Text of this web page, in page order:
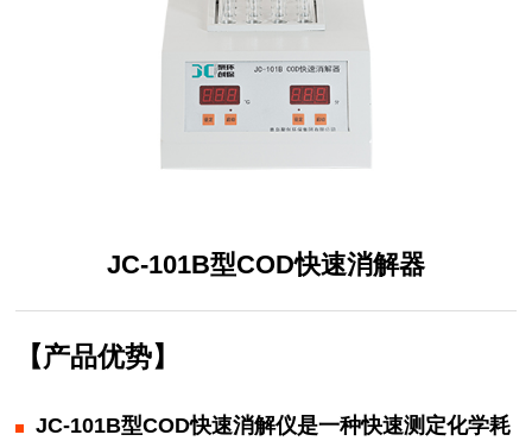
JC-101B型COD快速消解器
【产品优势】
JC-101B型COD快速消解仪是一种快速测定化学耗